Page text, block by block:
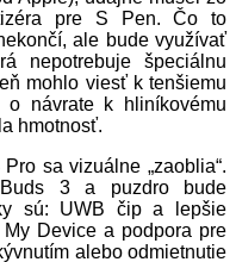
pre S Pen. Čo to
ale bude využívať
nepotrebuje špeciálnu
mohlo viesť k tenšiemu
návrate k hliníkovému
hmotnosť.
sa vizuálne „zaoblia“.
3 a puzdro bude
sú: UWB čip a lepšie
Device a podpora pre
alebo odmietnutie